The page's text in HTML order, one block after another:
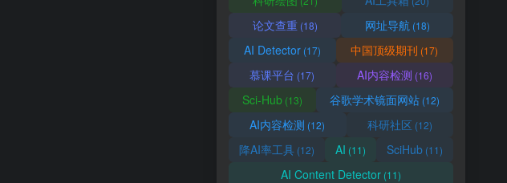
论文查重(18) 网址导航 (18)
AI Detector(17) 中国顶级期刊 (17)
慕课平台 (17) AI内容检测 (16)
Sci-Hub (13) 谷歌学术镜面网站 (12)
AI内容检测 (12) 科研社区 (12)
降AI率工具 (12) AI (11) SciHub (11)
AI Content Detector (11)